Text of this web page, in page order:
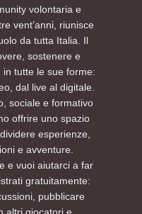
volontaria e
vent’anni, riunisce
da tutta Italia. Il
sostenere e
tutte le sue forme:
dal live al digitale.
sociale e formativo
offrire uno spazio
esperienze,
e avventure.
e vuoi aiutarci a far
gratuitamente:
pubblicare